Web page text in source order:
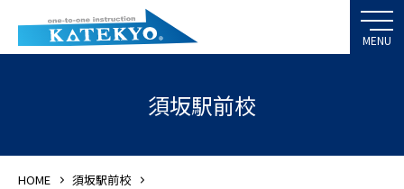
須坂駅前校
HOME
須坂駅前校